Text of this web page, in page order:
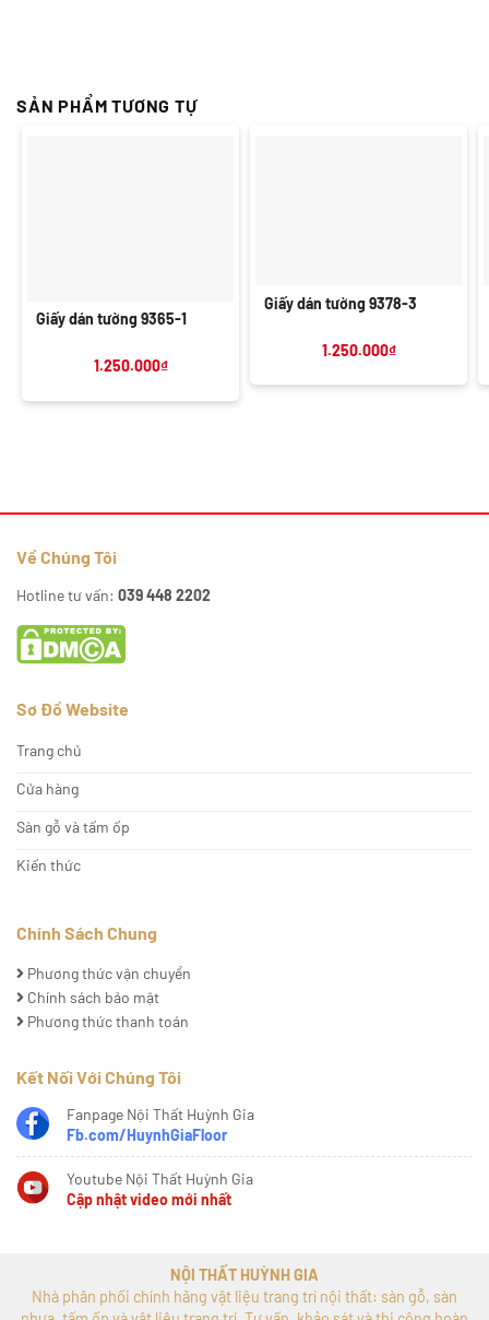
SẢN PHẨM TƯƠNG TỰ
Giấy dán tường 9365-1
1.250.000₫
Giấy dán tường 9378-3
1.250.000₫
Về Chúng Tôi
Hotline tư vấn: 039 448 2202
Sơ Đồ Website
Trang chủ
Cửa hàng
Sàn gỗ và tấm ốp
Kiến thức
Chính Sách Chung
Phương thức vận chuyển
Chính sách bảo mật
Phương thức thanh toán
Kết Nối Với Chúng Tôi
Fanpage Nội Thất Huỳnh Gia
Fb.com/HuynhGiaFloor
Youtube Nội Thất Huỳnh Gia
Cập nhật video mới nhất
NỘI THẤT HUỲNH GIA
Nhà phân phối chính hãng vật liệu trang trí nội thất: sàn gỗ, sàn